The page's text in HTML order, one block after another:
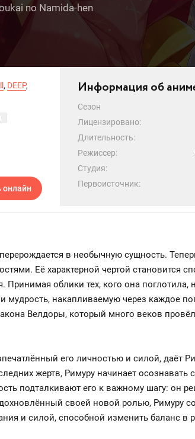
no Namida-hen
, DEEP,
онлайн
Информация об
Сезон
Лицензировано:
Длительность:
Режиссер:
Студия:
Первоисточник:
в необычную сущность.
Её характерной чертой становится
облики тех, кого она поглотила,
мудрость, накапливаемую через каждое
Велдоры, который много веков
его личностью и силой, даёт
жертв, Римуру начинает осознавать
подталкивают его к важному шагу: он
своей новой ролью, Римуру
и силой, способной изменить баланс в